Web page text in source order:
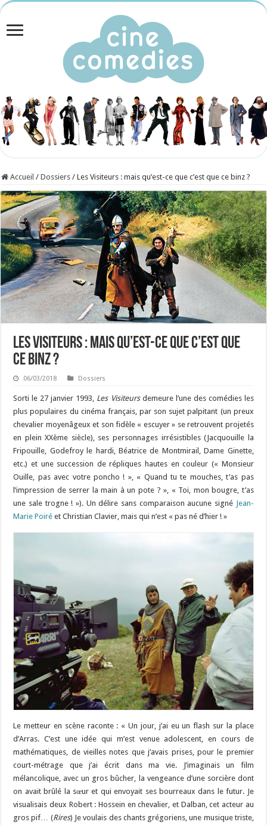
Accueil / Dossiers / Les Visiteurs : mais qu’est-ce que c’est que ce binz ?
Les Visiteurs : mais qu’est-ce que c’est que
ce binz ?
06/03/2018 Dossiers
Sorti le 27 janvier 1993, Les Visiteursdemeure l’une des comédies les
plus populaires du cinéma français, par son sujet palpitant (un preux
chevalier moyenâgeux et son fidèle « escuyer » se retrouvent projetés
en plein XXème siècle), ses personnages irrésistibles (Jacquouille la
Fripouille, Godefroy le hardi, Béatrice de Montmirail, Dame Ginette,
etc.) et une succession de répliques hautes en couleur (« Monsieur
Ouille, pas avec votre poncho ! », « Quand tu te mouches, t’as pas
l’impression de serrer la main à un pote ? », « Toi, mon bougre, t’as
une sale trogne ! »). Un délire sans comparaison aucune signé Jean-
Marie Poiré et Christian Clavier, mais qui n’est « pas né d’hier ! »
Le metteur en scène raconte : « Un jour, j’ai eu un flash sur la place
d’Arras. C’est une idée qui m’est venue adolescent, en cours de
mathématiques, de vieilles notes que j’avais prises, pour le premier
court-métrage que j’ai écrit dans ma vie. J’imaginais un film
mélancolique, avec un gros bûcher, la vengeance d’une sorcière dont
on avait brûlé la sœur et qui envoyait ses bourreaux dans le futur. Je
visualisais deux Robert : Hossein en chevalier, et Dalban, cet acteur au
gros pif… (Rires) Je voulais des chants grégoriens, une musique triste,